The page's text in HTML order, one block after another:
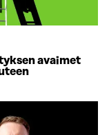
avaimet